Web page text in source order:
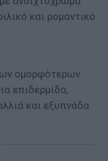
και ρομαντικό
ομορφότερων
επιδερμίδα,
και εξυπνάδα